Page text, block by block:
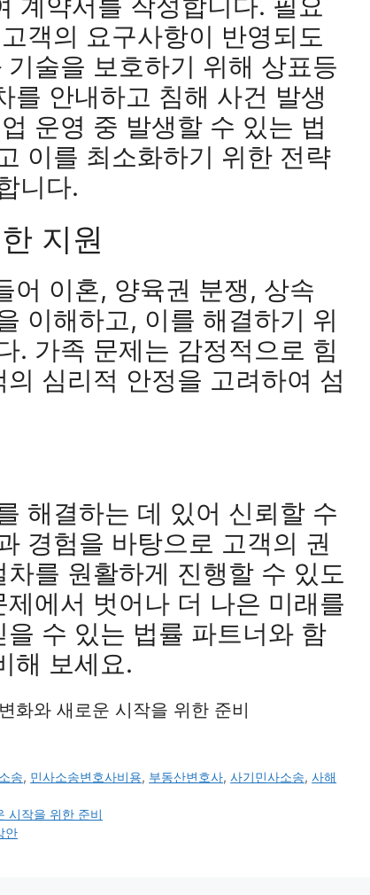
객의 요구사항이 반영되도
술을 보호하기 위해 상표등
를 안내하고 침해 사건 발생
운영 중 발생할 수 있는 법
이를 최소화하기 위한 전략
니다.
지원
어 이혼, 양육권 분쟁, 상속
이해하고, 이를 해결하기 위
. 가족 문제는 감정적으로 힘
심리적 안정을 고려하여 섬
해결하는 데 있어 신뢰할 수
경험을 바탕으로 고객의 권
를 원활하게 진행할 수 있도
에서 벗어나 더 나은 미래를
수 있는 법률 파트너와 함
해 보세요.
화와 새로운 시작을 위한 준비
송, 민사소송변호사비용, 부동산변호사,사기민사소송,사해
시작을 위한 준비
안